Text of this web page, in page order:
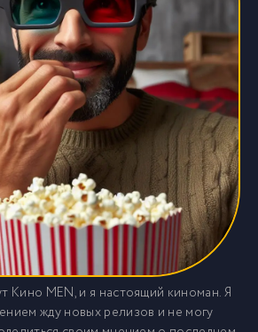
Кино MEN, и я настоящий киноман. Я
жду новых релизов и не могу